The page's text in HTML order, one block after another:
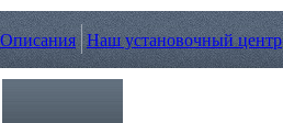
Описания Наш установочный центр